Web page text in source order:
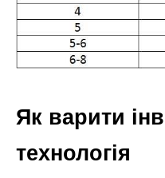
Як варити
технологія